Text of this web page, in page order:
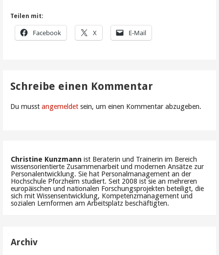
Teilen mit:
Facebook X E-Mail
Schreibe einen Kommentar
Du musst angemeldetsein, um einen Kommentar abzugeben.
Christine Kunzmann ist Beraterin und Trainerin im Bereich
wissensorientierte Zusammenarbeit und modernen Ansätze zur
Personalentwicklung. Sie hat Personalmanagement an der
Hochschule Pforzheim studiert. Seit 2008 ist sie an mehreren
europäischen und nationalen Forschungsprojekten beteiligt, die
sich mit Wissensentwicklung, Kompetenzmanagement und
sozialen Lernformen am Arbeitsplatz beschäftigten.
Archiv